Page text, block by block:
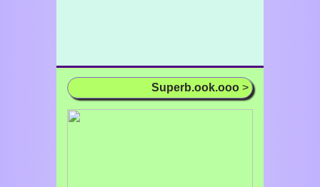
Superb.ook.ooo >